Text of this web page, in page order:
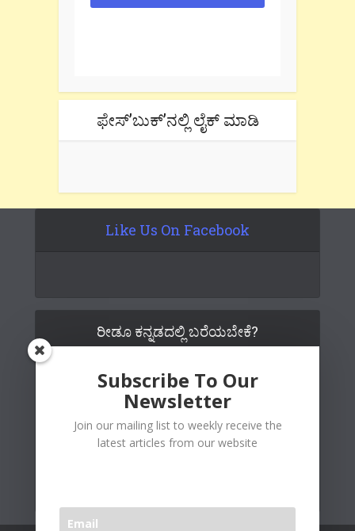
ಫೇಸ್’ಬುಕ್’ನಲ್ಲಿ ಲೈಕ್ ಮಾಡಿ
Like Us On Facebook
ರೀಡೂ ಕನ್ನಡದಲ್ಲಿ ಬರೆಯಬೇಕೆ?
Subscribe To Our
Newsletter
Join our mailing list to weekly receive the
latest articles from our website